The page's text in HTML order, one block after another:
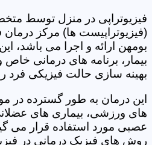
فیزیوتراپی در منزل توسط
(فیزیوتراپیست ها) مرکز درمان
بومهن ارائه و اجرا می باشد،
بیمار، برنامه های درمانی
بهینه سازی حالت فیزیکی فرد
این درمان به طور گسترده در
های ورزشی، بیماری های
عصبی مورد استفاده قرار می
روش های فیزیک درمانی در